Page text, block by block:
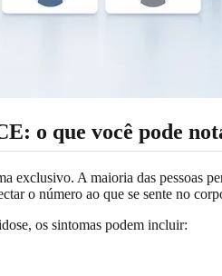
o que você pode
exclusivo. A maioria das pessoas
o número ao que se sente no
os sintomas podem incluir: